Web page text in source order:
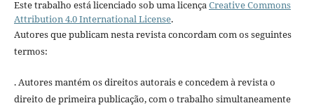
Este trabalho está licenciado sob uma licençaCreative Commons
Attribution 4.0 International License.
Autores que publicam nesta revista concordam com os seguintes
termos:
. Autores mantém os direitos autorais e concedem à revista o
direito de primeira publicação, com o trabalho simultaneamente